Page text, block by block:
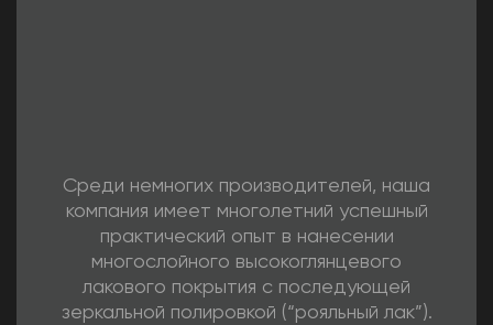
Среди немногих производителей, наша
компания имеет многолетний успешный
практический опыт в нанесении
многослойного высокоглянцевого
лакового покрытия с последующей
зеркальной полировкой (“рояльный лак”).